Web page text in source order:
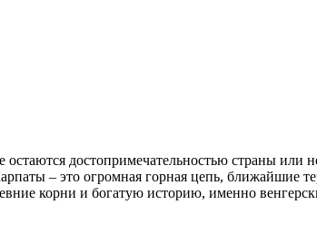
достопримечательностью страны или
– это огромная горная цепь, ближайшие
корни и богатую историю, именно